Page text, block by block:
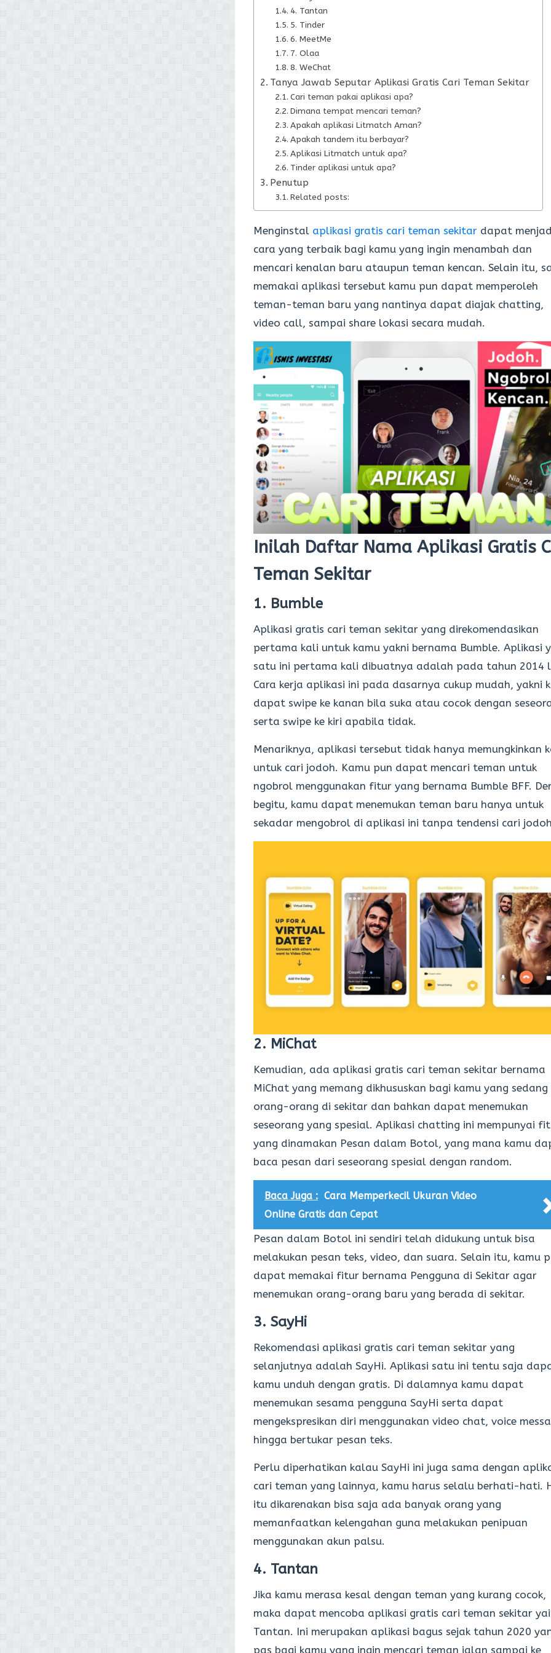
4. Tantan
5. Tinder
6. MeetMe
7. Olaa
8. WeChat
Tanya Jawab Seputar Aplikasi Gratis Cari Teman Sekitar
Cari teman pakai aplikasi apa?
Dimana tempat mencari teman?
Apakah aplikasi Litmatch Aman?
Apakah tandem itu berbayar?
Aplikasi Litmatch untuk apa?
Tinder aplikasi untuk apa?
Penutup
Related posts:
Menginstal aplikasi gratis cari teman sekitar dapat
cara yang terbaik bagi kamu yang ingin menambah dan
mencari kenalan baru ataupun teman kencan. Selain itu,
memakai aplikasi tersebut kamu pun dapat memperoleh
teman-teman baru yang nantinya dapat diajak chatting,
video call, sampai share lokasi secara mudah.
Inilah Daftar Nama Aplikasi Gratis
Teman Sekitar
1. Bumble
Aplikasi gratis cari teman sekitar yang direkomendasikan
pertama kali untuk kamu yakni bernama Bumble. Aplikasi
satu ini pertama kali dibuatnya adalah pada tahun 2014
Cara kerja aplikasi ini pada dasarnya cukup mudah, yakni
dapat swipe ke kanan bila suka atau cocok dengan
serta swipe ke kiri apabila tidak.
Menariknya, aplikasi tersebut tidak hanya memungkinkan
untuk cari jodoh. Kamu pun dapat mencari teman untuk
ngobrol menggunakan fitur yang bernama Bumble BFF.
begitu, kamu dapat menemukan teman baru hanya untuk
sekadar mengobrol di aplikasi ini tanpa tendensi cari
2. MiChat
Kemudian, ada aplikasi gratis cari teman sekitar bernama
MiChat yang memang dikhususkan bagi kamu yang sedang
orang-orang di sekitar dan bahkan dapat menemukan
seseorang yang spesial. Aplikasi chatting ini mempunyai
yang dinamakan Pesan dalam Botol, yang mana kamu
baca pesan dari seseorang spesial dengan random.
Baca Juga : Cara Memperkecil Ukuran Video
Online Gratis dan Cepat
Pesan dalam Botol ini sendiri telah didukung untuk bisa
melakukan pesan teks, video, dan suara. Selain itu, kamu
dapat memakai fitur bernama Pengguna di Sekitar agar
menemukan orang-orang baru yang berada di sekitar.
3. SayHi
Rekomendasi aplikasi gratis cari teman sekitar yang
selanjutnya adalah SayHi. Aplikasi satu ini tentu saja
kamu unduh dengan gratis. Di dalamnya kamu dapat
menemukan sesama pengguna SayHi serta dapat
mengekspresikan diri menggunakan video chat, voice
hingga bertukar pesan teks.
Perlu diperhatikan kalau SayHi ini juga sama dengan
cari teman yang lainnya, kamu harus selalu berhati-hati.
itu dikarenakan bisa saja ada banyak orang yang
memanfaatkan kelengahan guna melakukan penipuan
menggunakan akun palsu.
4. Tantan
Jika kamu merasa kesal dengan teman yang kurang cocok,
maka dapat mencoba aplikasi gratis cari teman sekitar
Tantan. Ini merupakan aplikasi bagus sejak tahun 2020
pas bagi kamu yang ingin mencari teman jalan sampai ke